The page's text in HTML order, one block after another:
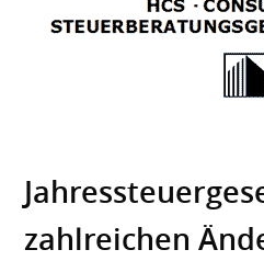
Links
zahlreichen